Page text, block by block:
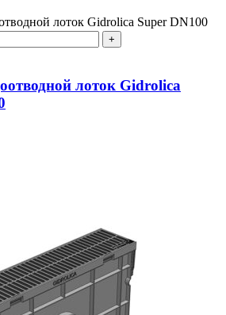
лоток Gidrolica Super DN100
лоток Gidrolica